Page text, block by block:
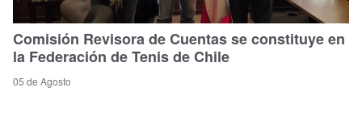
Comisión Revisora de Cuentas se constituye en
la Federación de Tenis de Chile
05 de Agosto